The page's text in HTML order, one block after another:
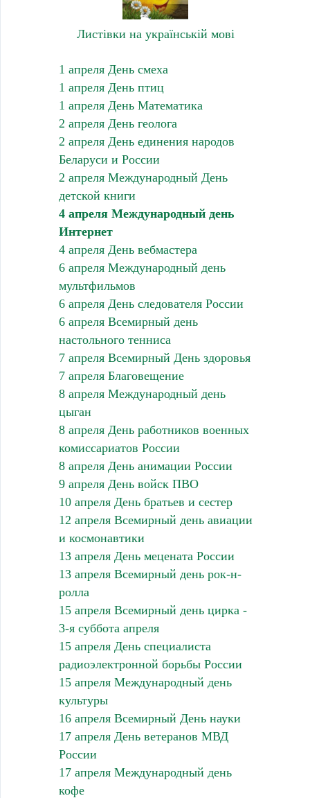
Листівки на українській мові
1 апреля День смеха
1 апреля День птиц
1 апреля День Математика
2 апреля День геолога
2 апреля День единения народов
Беларуси и России
2 апреля Международный День
детской книги
4 апреля Международный день
Интернет
4 апреля День вебмастера
6 апреля Международный день
мультфильмов
6 апреля День следователя России
6 апреля Всемирный день
настольного тенниса
7 апреля Всемирный День здоровья
7 апреля Благовещение
8 апреля Международный день
цыган
8 апреля День работников военных
комиссариатов России
8 апреля День анимации России
9 апреля День войск ПВО
10 апреля День братьев и сестер
12 апреля Всемирный день авиации
и космонавтики
13 апреля День мецената России
13 апреля Всемирный день рок-н-
ролла
15 апреля Всемирный день цирка -
3-я суббота апреля
15 апреля День специалиста
радиоэлектронной борьбы России
15 апреля Международный день
культуры
16 апреля Всемирный День науки
17 апреля День ветеранов МВД
России
17 апреля Международный день
кофе